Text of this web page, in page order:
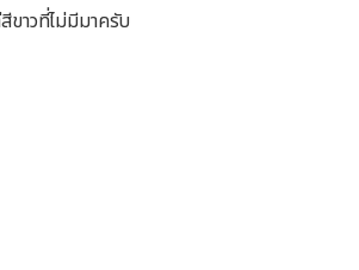
ขาวที่ไม่มีมาครับ